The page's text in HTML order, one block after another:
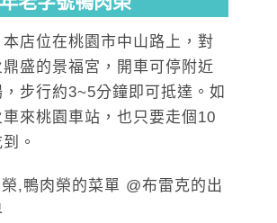
本店位在桃園市中山路上，對
盛的景福宮，開車可停附近
步行約3~5分鐘即可抵達。如
來桃園車站，也只要走個10
。